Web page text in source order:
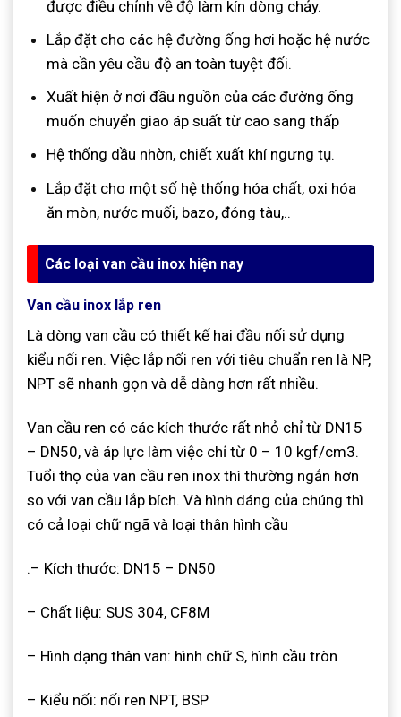
được điều chỉnh về độ làm kín dòng chảy.
Lắp đặt cho các hệ đường ống hơi hoặc hệ nước
mà cần yêu cầu độ an toàn tuyệt đối.
Xuất hiện ở nơi đầu nguồn của các đường ống
muốn chuyển giao áp suất từ cao sang thấp
Hệ thống dầu nhờn, chiết xuất khí ngưng tụ.
Lắp đặt cho một số hệ thống hóa chất, oxi hóa
ăn mòn, nước muối, bazo, đóng tàu,..
Các loại van cầu inox hiện nay
Van cầu inox lắp ren
Là dòng van cầu có thiết kế hai đầu nối sử dụng
kiểu nối ren. Việc lắp nối ren với tiêu chuẩn ren là NP,
NPT sẽ nhanh gọn và dễ dàng hơn rất nhiều.
Van cầu ren có các kích thước rất nhỏ chỉ từ DN15
– DN50, và áp lực làm việc chỉ từ 0 – 10 kgf/cm3.
Tuổi thọ của van cầu ren inox thì thường ngắn hơn
so với van cầu lắp bích. Và hình dáng của chúng thì
có cả loại chữ ngã và loại thân hình cầu
.– Kích thước: DN15 – DN50
– Chất liệu: SUS 304, CF8M
– Hình dạng thân van: hình chữ S, hình cầu tròn
– Kiểu nối: nối ren NPT, BSP